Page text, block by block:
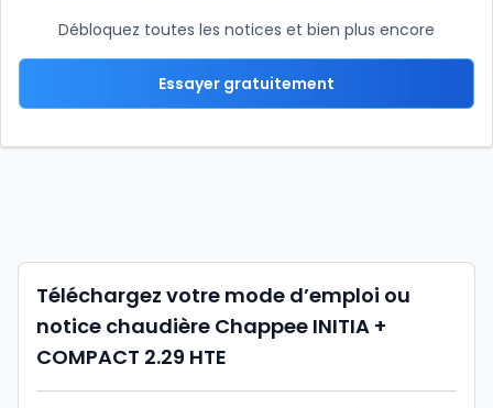
Débloquez toutes les notices et bien plus encore
Essayer gratuitement
Téléchargez votre mode d’emploi ou
notice chaudière Chappee INITIA +
COMPACT 2.29 HTE